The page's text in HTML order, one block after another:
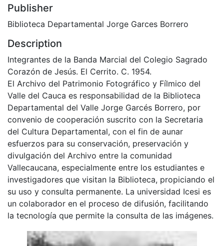
Publisher
Biblioteca Departamental Jorge Garces Borrero
Description
Integrantes de la Banda Marcial del Colegio Sagrado
Corazón de Jesús. El Cerrito. C. 1954.
El Archivo del Patrimonio Fotográfico y Fílmico del
Valle del Cauca es responsabilidad de la Biblioteca
Departamental del Valle Jorge Garcés Borrero, por
convenio de cooperación suscrito con la Secretaria
del Cultura Departamental, con el fin de aunar
esfuerzos para su conservación, preservación y
divulgación del Archivo entre la comunidad
Vallecaucana, especialmente entre los estudiantes e
investigadores que visitan la Biblioteca, propiciando el
su uso y consulta permanente. La universidad Icesi es
un colaborador en el proceso de difusión, facilitando
la tecnología que permite la consulta de las imágenes.